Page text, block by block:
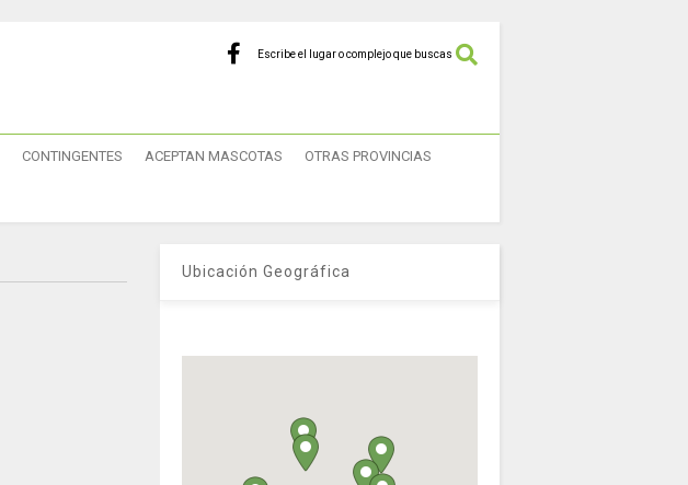
Escribe el lugar o complejo que buscas
CONTINGENTES ACEPTAN MASCOTAS OTRAS PROVINCIAS
Ubicación Geográfica